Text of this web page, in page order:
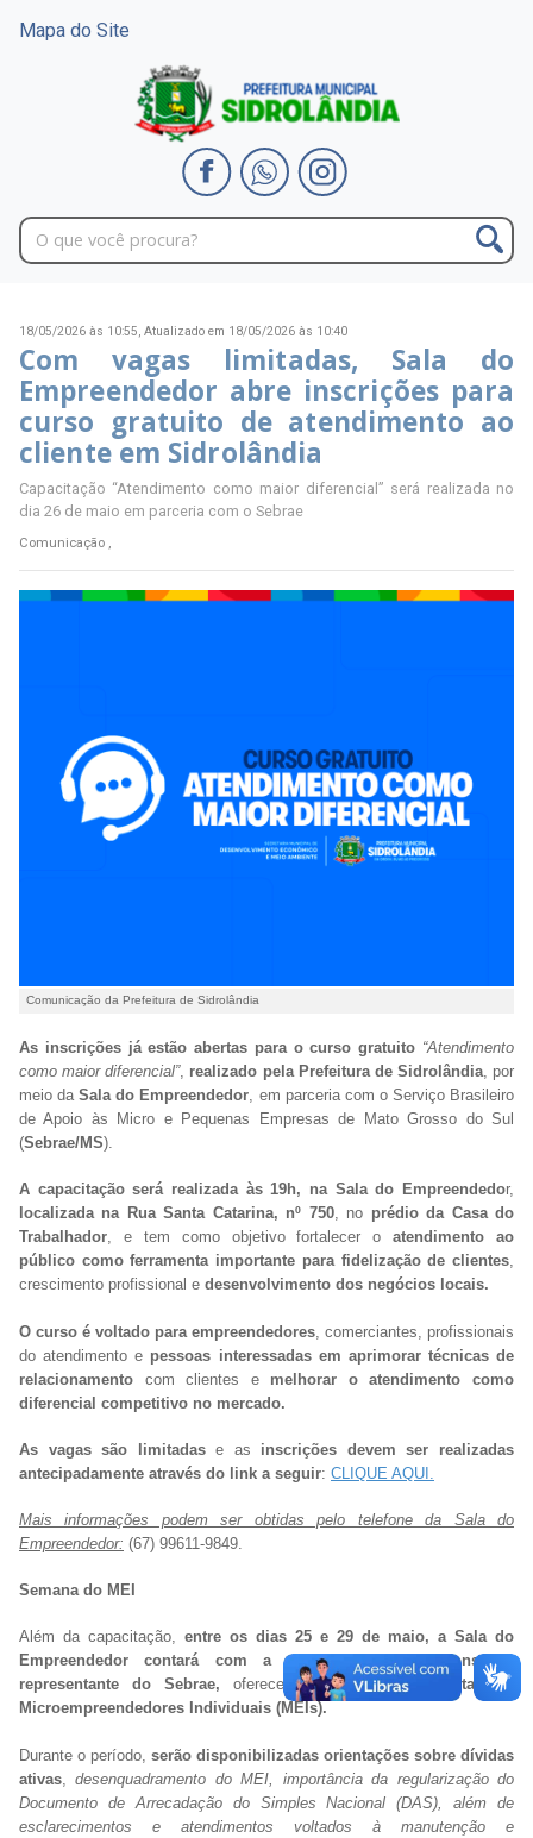
Mapa do Site
18/05/2026 às 10:55, Atualizado em 18/05/2026 às 10:40
Com vagas limitadas, Sala do
Empreendedor abre inscrições para
curso gratuito de atendimento ao
cliente em Sidrolândia
Capacitação “Atendimento como maior diferencial” será realizada no
dia 26 de maio em parceria com o Sebrae
Comunicação ,
Comunicação da Prefeitura de Sidrolândia
As inscrições já estão abertas para o curso gratuito “Atendimento
como maior diferencial”, realizado pela Prefeitura de Sidrolândia, por
meio daSala do Empreendedor, em parceria com o Serviço Brasileiro
de Apoio às Micro e Pequenas Empresas de Mato Grosso do Sul
(Sebrae/MS).
A capacitação será realizada às 19h, na Sala do Empreendedor,
localizada na Rua Santa Catarina, nº 750, no prédio da Casa do
Trabalhador, e tem como objetivo fortalecer o atendimento ao
público como ferramenta importante para fidelização de clientes,
crescimento profissional e desenvolvimento dos negócios locais.
O curso é voltado para empreendedores , comerciantes, profissionais
do atendimento e pessoas interessadas em aprimorar técnicas de
relacionamento com clientes e melhorar o atendimento como
diferencial competitivo no mercado.
As vagas são limitadase as inscrições devem ser realizadas
antecipadamente através do link a seguir: CLIQUE AQUI.
Mais informações podem ser obtidas pelo telefone da Sala do
Empreendedor: (67) 99611-9849.
Semana do MEI
Além da capacitação, entre os dias 25 e 29 de maio, a Sala do
Empreendedor contará com a presença de um consultor
representante do Sebrae, oferecendoconsultoria gratuita aos
Microempreendedores Individuais (MEIs).
Durante o período, serão disponibilizadas orientações sobre dívidas
ativas ,desenquadramento do MEI, importância da regularização do
Documento de Arrecadação do Simples Nacional (DAS), além de
esclarecimentos e atendimentos voltados à manutenção e